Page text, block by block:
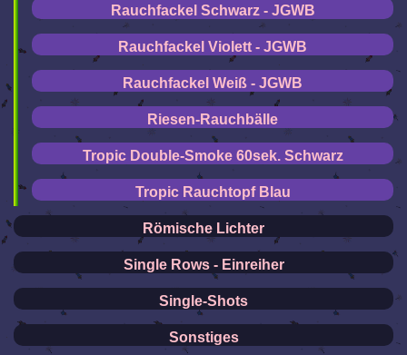
Rauchfackel Schwarz - JGWB
Rauchfackel Violett - JGWB
Rauchfackel Weiß - JGWB
Riesen-Rauchbälle
Tropic Double-Smoke 60sek. Schwarz
Tropic Rauchtopf Blau
Römische Lichter
Single Rows - Einreiher
Single-Shots
Sonstiges